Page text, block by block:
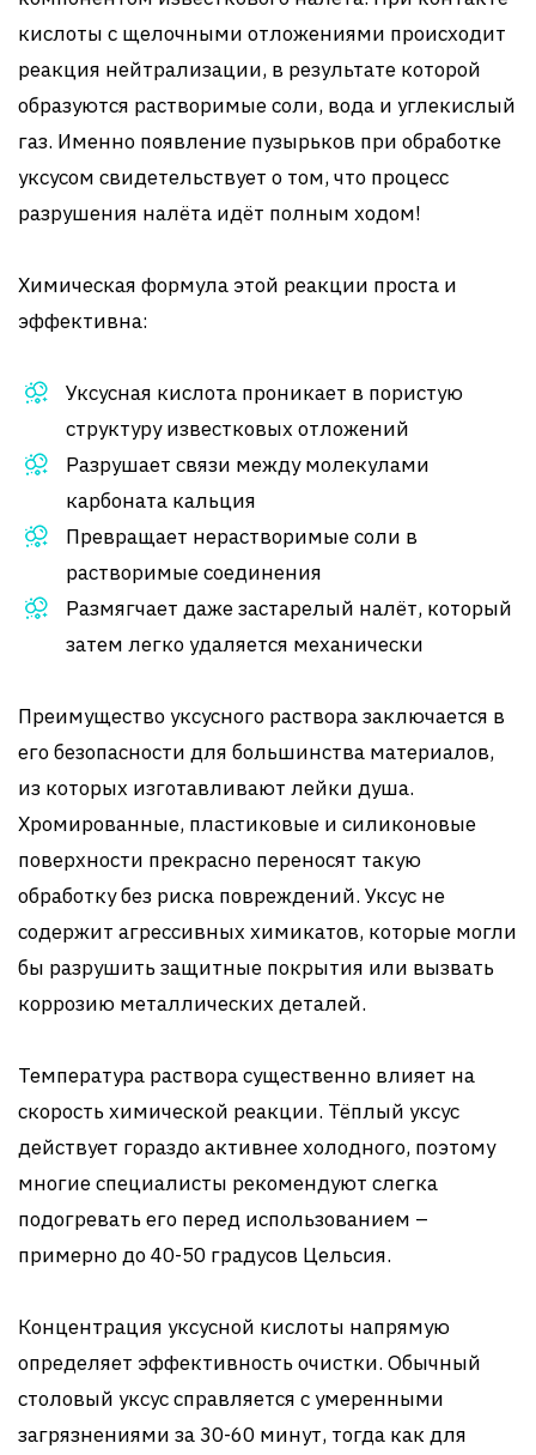
кислоты с щелочными отложениями происходит
реакция нейтрализации, в результате которой
образуются растворимые соли, вода и углекислый
газ. Именно появление пузырьков при обработке
уксусом свидетельствует о том, что процесс
разрушения налёта идёт полным ходом!
Химическая формула этой реакции проста и
эффективна:
Уксусная кислота проникает в пористую
структуру известковых отложений
Разрушает связи между молекулами
карбоната кальция
Превращает нерастворимые соли в
растворимые соединения
Размягчает даже застарелый налёт, который
затем легко удаляется механически
Преимущество уксусного раствора заключается в
его безопасности для большинства материалов,
из которых изготавливают лейки душа.
Хромированные, пластиковые и силиконовые
поверхности прекрасно переносят такую
обработку без риска повреждений. Уксус не
содержит агрессивных химикатов, которые могли
бы разрушить защитные покрытия или вызвать
коррозию металлических деталей.
Температура раствора существенно влияет на
скорость химической реакции. Тёплый уксус
действует гораздо активнее холодного, поэтому
многие специалисты рекомендуют слегка
подогревать его перед использованием –
примерно до 40-50 градусов Цельсия.
Концентрация уксусной кислоты напрямую
определяет эффективность очистки. Обычный
столовый уксус справляется с умеренными
загрязнениями за 30-60 минут, тогда как для